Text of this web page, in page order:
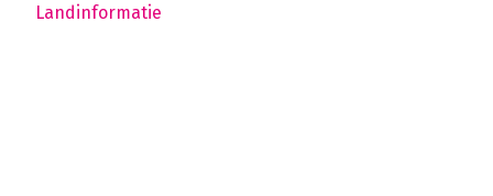
Landinformatie